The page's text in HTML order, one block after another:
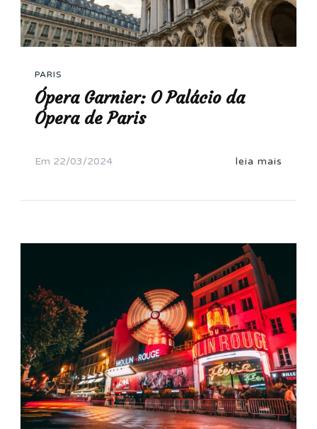
PARIS
Ópera Garnier: O Palácio da
Ópera de Paris
Em 22/03/2024 leia mais